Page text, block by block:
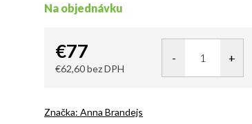
Na objednávku
€77
€62,60 bez DPH
Značka: Anna Brandejs